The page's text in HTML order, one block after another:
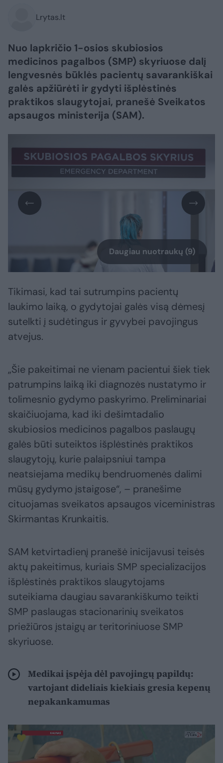
Lrytas.lt
Nuo lapkričio 1-osios skubiosios
medicinos pagalbos (SMP) skyriuose dalį
lengvesnės būklės pacientų savarankiškai
galės apžiūrėti ir gydyti išplėstinės
praktikos slaugytojai, pranešė Sveikatos
apsaugos ministerija (SAM).
Daugiau nuotraukų (9)
Tikimasi, kad tai sutrumpins pacientų
laukimo laiką, o gydytojai galės visą dėmesį
sutelkti į sudėtingus ir gyvybei pavojingus
atvejus.
„Šie pakeitimai ne vienam pacientui šiek tiek
patrumpins laiką iki diagnozės nustatymo ir
tolimesnio gydymo paskyrimo. Preliminariai
skaičiuojama, kad iki dešimtadalio
skubiosios medicinos pagalbos paslaugų
galės būti suteiktos išplėstinės praktikos
slaugytojų, kurie palaipsniui tampa
neatsiejama medikų bendruomenės dalimi
mūsų gydymo įstaigose“, – pranešime
cituojamas sveikatos apsaugos viceministras
Skirmantas Krunkaitis.
SAM ketvirtadienį pranešė inicijavusi teisės
aktų pakeitimus, kuriais SMP specializacijos
išplėstinės praktikos slaugytojams
suteikiama daugiau savarankiškumo teikti
SMP paslaugas stacionarinių sveikatos
priežiūros įstaigų ar teritoriniuose SMP
skyriuose.
Medikai įspėja dėl pavojingų papildų:
vartojant dideliais kiekiais gresia kepenų
nepakankamumas